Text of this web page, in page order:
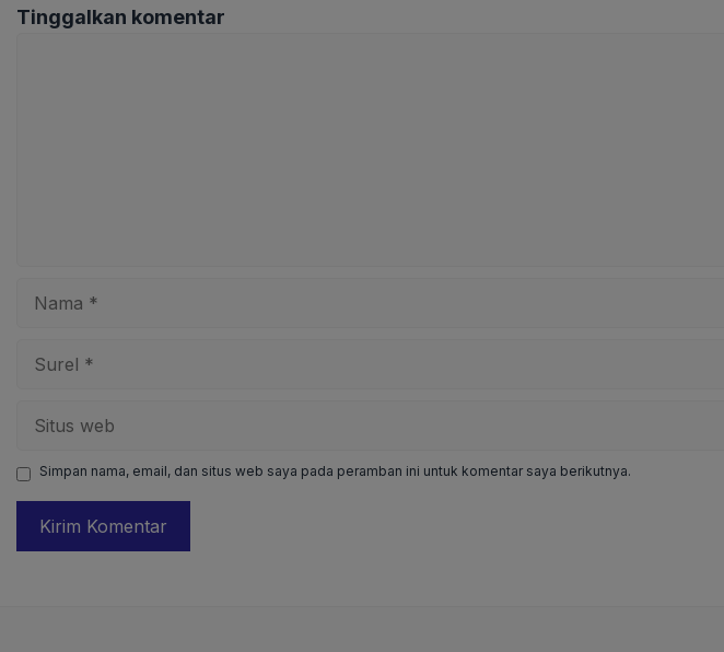
Tinggalkan komentar
web
Simpan nama, email, dan situs web saya pada peramban ini untuk komentar saya berikutnya.